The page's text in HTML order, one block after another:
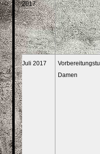
2017
Juli 2017
Damen